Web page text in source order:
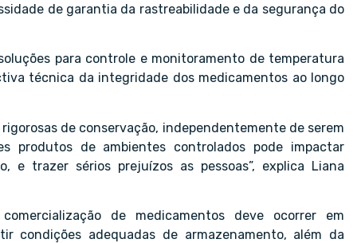
de garantia da rastreabilidade e da segurança do
para controle e monitoramento de temperatura
técnica da integridade dos medicamentos ao longo
de conservação, independentemente de serem
produtos de ambientes controlados pode impactar
e trazer sérios prejuízos as pessoas”, explica Liana
de medicamentos deve ocorrer em
condições adequadas de armazenamento, além da